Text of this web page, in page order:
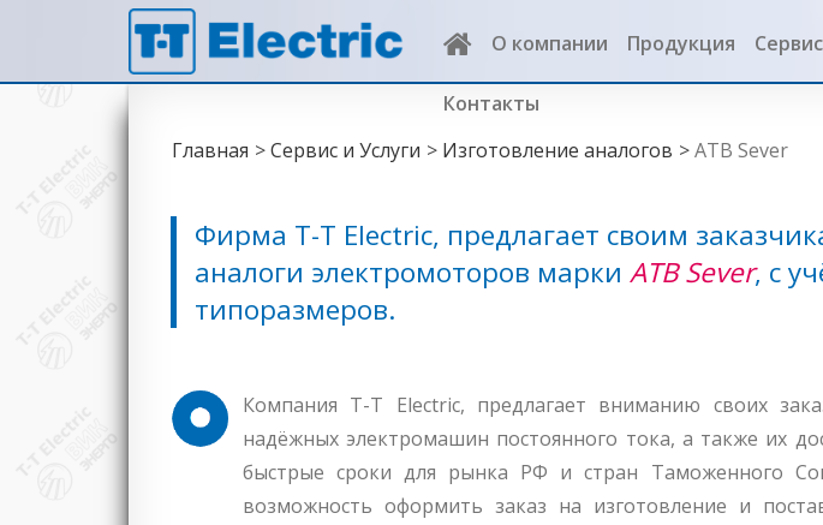
О компании Продукция Сервис
Контакты
ATB Sever
Главная Сервис и Услуги Изготовление аналогов ATB Sever
Фирма T-T Electric, предлагает своим
аналоги электромоторов марки ATB Sever, с
типоразмеров.
Компания T-T Electric, предлагает вниманию своих
надёжных электромашин постоянного тока, а также их
быстрые сроки для рынка РФ и стран Таможенного
возможность оформить заказ на изготовление и